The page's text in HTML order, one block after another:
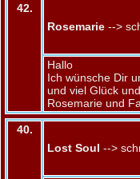
42.
Rosemarie -->
Hallo
Ich wünsche Dir
und viel Glück
Rosemarie und
40.
Lost Soul -->